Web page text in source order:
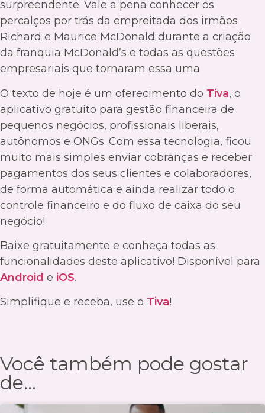
surpreendente. Vale a pena conhecer os
percalços por trás da empreitada dos irmãos
Richard e Maurice McDonald durante a criação
da franquia McDonald’s e todas as questões
empresariais que tornaram essa uma
O texto de hoje é um oferecimento do Tiva, o
aplicativo gratuito para gestão financeira de
pequenos negócios, profissionais liberais,
autônomos e ONGs. Com essa tecnologia, ficou
muito mais simples enviar cobranças e receber
pagamentos dos seus clientes e colaboradores,
de forma automática e ainda realizar todo o
controle financeiro e do fluxo de caixa do seu
negócio!
Baixe gratuitamente e conheça todas as
funcionalidades deste aplicativo! Disponível para
Android e iOS.
Simplifique e receba, use o Tiva!
Você também pode gostar
de...